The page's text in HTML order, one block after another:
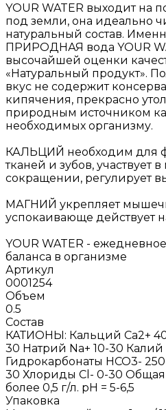
YOUR WATER выходит на
под земли, она идеально
натуральный состав.
ПРИРОДНАЯ вода YOUR
высочайшей оценки
«Натуральный продукт».
вкус не содержит
кипячения, прекрасно
природным источником
необходимых организму.
КАЛЬЦИЙ необходим для
тканей и зубов, участвует
сокращении, регулирует
МАГНИЙ укрепляет
успокаивающе действует
YOUR WATER -
баланса в организме
Артикул
0001254
Объем
0.5
Состав
КАТИОНЫ: Кальций Ca2+
30 Натрий Na+ 10-30
Гидрокарбонаты HСО3-
30 Хлориды Cl- 0-30
более 0,5 г/л. рН = 5-6,5
Упаковка